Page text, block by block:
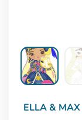
ELLA & MAX